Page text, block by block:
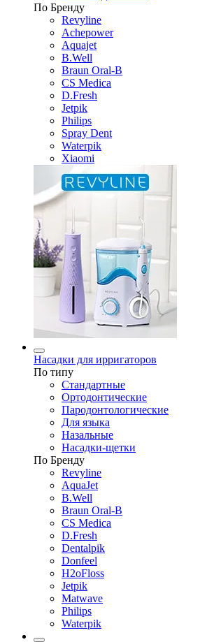
По Бренду
Revyline
Achepower
Aquajet
B.Well
Braun Oral-B
CS Medica
D.Fresh
Jetpik
Philips
Spray Dent
Waterpik
Xiaomi
Насадки для ирригаторов
По типу
Стандартные
Ортодонтические
Пародонтологические
Для языка
Назальные
Насадки-щетки
По Бренду
Revyline
AquaJet
B.Well
Braun Oral-B
CS Medica
D.Fresh
Dentalpik
Donfeel
H2oFloss
Jetpik
Matwave
Philips
Waterpik